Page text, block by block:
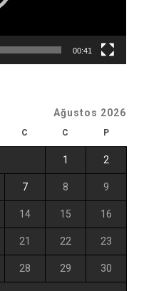
00:41
Ağustos 2026
C C P
1 2
7 8 9
14 15 16
21 22 23
28 29 30